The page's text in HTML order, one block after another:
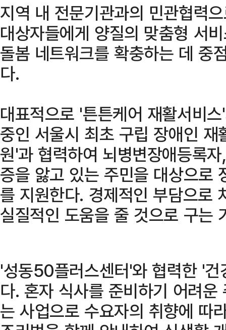
지역 내 전문기관과의 민관협력
대상자들에게 양질의 맞춤형 서
돌봄 네트워크를 확충하는 데 중
다.
대표적으로 '튼튼케어 재활서비
중인 서울시 최초 구립 장애인 재
원'과 협력하여 뇌병변장애등록
증을 앓고 있는 주민을 대상으로
를 지원한다. 경제적인 부담으로
실질적인 도움을 줄 것으로 구는
'성동50플러스센터'와 협력한 '
다. 혼자 식사를 준비하기 어려
는 사업으로 수요자의 취향에 따